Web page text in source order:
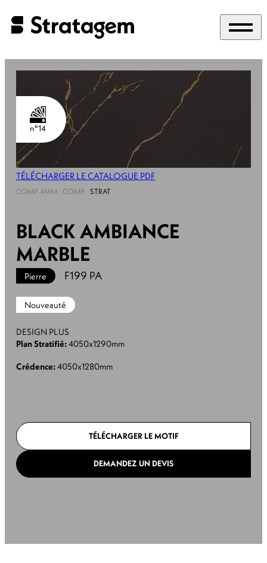
BLACK AMBIANCE
MARBLE
Pierre F199 PA
Nouveauté
DESIGN PLUS
Plan Stratifié:4050x1290mm
Crédence:4050x1280mm
TÉLÉCHARGER LE MOTIF
DEMANDEZ UN DEVIS
TÉLÉCHARGER LE CATALOGUE PDF
COMP 4MM COMP STRAT
n°14